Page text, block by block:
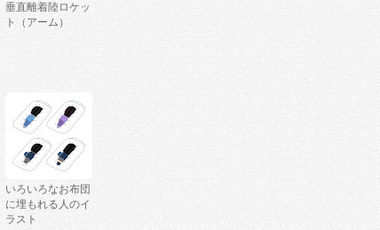
垂直離着陸ロケッ
ト（アーム）
いろいろなお布団
に埋もれる人のイ
ラスト